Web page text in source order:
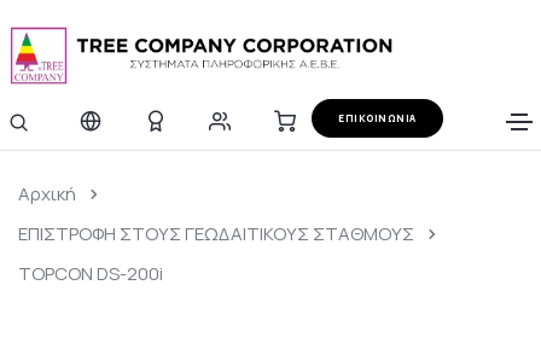
ΕΠΙΚΟΙΝΩΝΙΑ
Αρχική
ΕΠΙΣΤΡΟΦΗ ΣΤΟΥΣ ΓΕΩΔΑΙΤΙΚΟΥΣ ΣΤΑΘΜΟΥΣ
TOPCON DS-200i